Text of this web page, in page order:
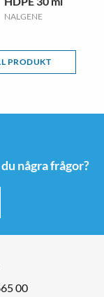
NALGENE
PRODUKT
några frågor?
00